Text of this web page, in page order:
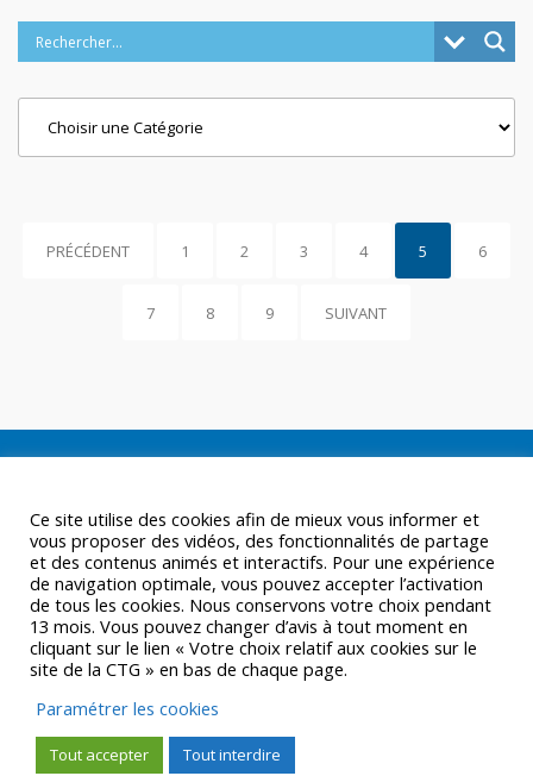
PRÉCÉDENT 1 2 3 4 5 6
7 8 9 SUIVANT
Ce site utilise des cookies afin de mieux vous informer et
vous proposer des vidéos, des fonctionnalités de partage
et des contenus animés et interactifs. Pour une expérience
de navigation optimale, vous pouvez accepter l’activation
de tous les cookies. Nous conservons votre choix pendant
13 mois. Vous pouvez changer d’avis à tout moment en
cliquant sur le lien « Votre choix relatif aux cookies sur le
site de la CTG » en bas de chaque page.
Paramétrer les cookies
Tout accepter Tout interdire